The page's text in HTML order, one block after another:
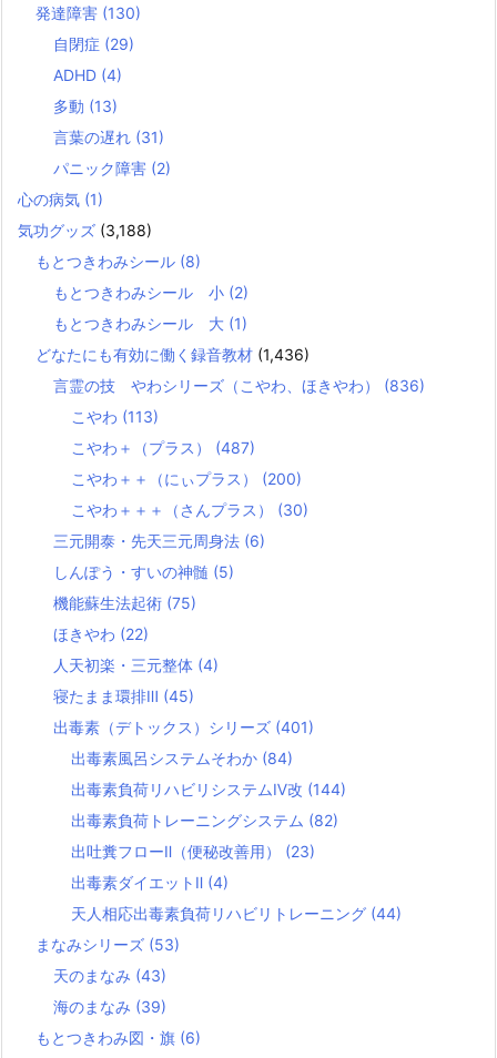
発達障害 (130)
自閉症 (29)
ADHD (4)
多動 (13)
言葉の遅れ (31)
パニック障害 (2)
心の病気 (1)
気功グッズ (3,188)
もとつきわみシール (8)
もとつきわみシール 小 (2)
もとつきわみシール 大 (1)
どなたにも有効に働く録音教材 (1,436)
言霊の技 やわシリーズ（こやわ、ほきやわ） (836)
こやわ (113)
こやわ＋（プラス） (487)
こやわ＋＋（にぃプラス） (200)
こやわ＋＋＋（さんプラス） (30)
三元開泰・先天三元周身法 (6)
しんぽう・すいの神髄 (5)
機能蘇生法起術 (75)
ほきやわ (22)
人天初楽・三元整体 (4)
寝たまま環排Ⅲ (45)
出毒素（デトックス）シリーズ (401)
出毒素風呂システムそわか (84)
出毒素負荷リハビリシステムⅣ改 (144)
出毒素負荷トレーニングシステム (82)
出吐糞フローⅡ（便秘改善用） (23)
出毒素ダイエットⅡ (4)
天人相応出毒素負荷リハビリトレーニング (44)
まなみシリーズ (53)
天のまなみ (43)
海のまなみ (39)
もとつきわみ図・旗 (6)